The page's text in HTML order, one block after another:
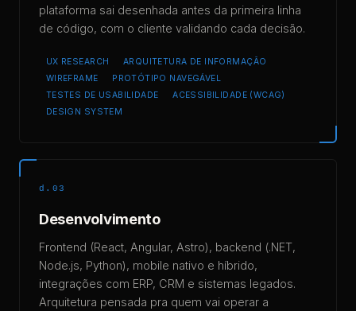
plataforma sai desenhada antes da primeira linha
de código, com o cliente validando cada decisão.
UX RESEARCH
ARQUITETURA DE INFORMAÇÃO
WIREFRAME
PROTÓTIPO NAVEGÁVEL
TESTES DE USABILIDADE
ACESSIBILIDADE (WCAG)
DESIGN SYSTEM
d.03
Desenvolvimento
Frontend (React, Angular, Astro), backend (.NET,
Node.js, Python), mobile nativo e híbrido,
integrações com ERP, CRM e sistemas legados.
Arquitetura pensada pra quem vai operar a